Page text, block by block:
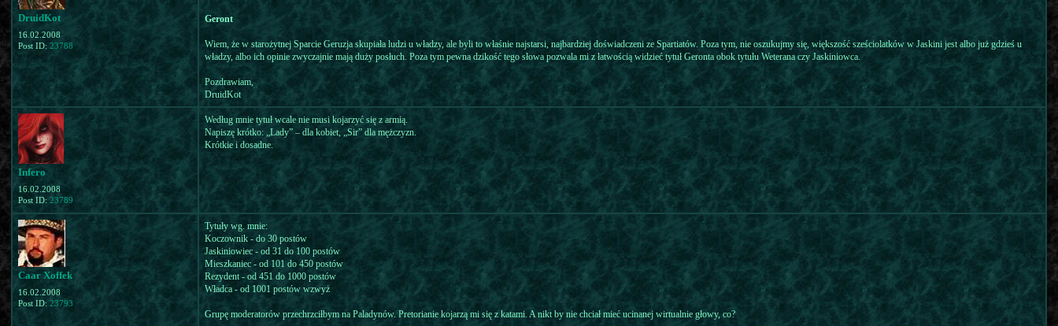
DruidKot
16.02.2008
Post ID: 23788
Geront
Wiem, że w starożytnej Sparcie Geruzja skupiała ludzi u władzy, ale byli to właśnie najstarsi, najbardziej doświadczeni ze Spartiatów. Poza tym, nie oszukujmy się, większość sześciolatków w Jaskini jest albo już gdzieś u
władzy, albo ich opinie zwyczajnie mają duży posłuch. Poza tym pewna dzikość tego słowa pozwala mi z łatwością widzieć tytuł Geronta obok tytułu Weterana czy Jaskiniowca.
Pozdrawiam,
DruidKot
Infero
16.02.2008
Post ID:23789
Według mnie tytuł wcale nie musi kojarzyć się z armią.
Napiszę krótko: „Lady” – dla kobiet, „Sir” dla mężczyzn.
Krótkie i dosadne.
Caar Xoffek
16.02.2008
Post ID:23793
Tytuły wg. mnie:
Koczownik - do 30 postów
Jaskiniowiec - od 31 do 100 postów
Mieszkaniec - od 101 do 450 postów
Rezydent - od 451 do 1000 postów
Władca - od 1001 postów wzwyż
Grupę moderatorów przechrzciłbym na Paladynów. Pretorianie kojarzą mi się z katami. A nikt by nie chciał mieć ucinanej wirtualnie głowy, co?